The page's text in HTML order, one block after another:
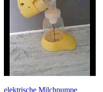
elektrische Milchpumpe